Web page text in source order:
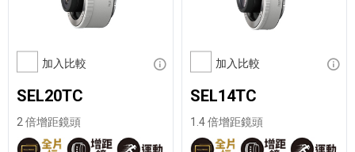
加入比較 顯示資訊
SEL20TC
2 倍增距鏡頭
加入比較 顯示
SEL14TC
1.4 倍增距鏡頭